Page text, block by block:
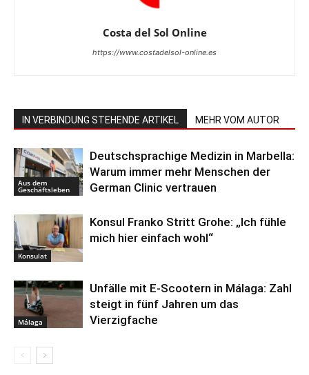
Costa del Sol Online
https://www.costadelsol-online.es
IN VERBINDUNG STEHENDE ARTIKEL MEHR VOM AUTOR
Aus dem
Geschäftsleben
Deutschsprachige Medizin in Marbella:
Warum immer mehr Menschen der
German Clinic vertrauen
Konsulat
Konsul Franko Stritt Grohe: „Ich fühle
mich hier einfach wohl“
Málaga
Unfälle mit E-Scootern in Málaga: Zahl
steigt in fünf Jahren um das
Vierzigfache